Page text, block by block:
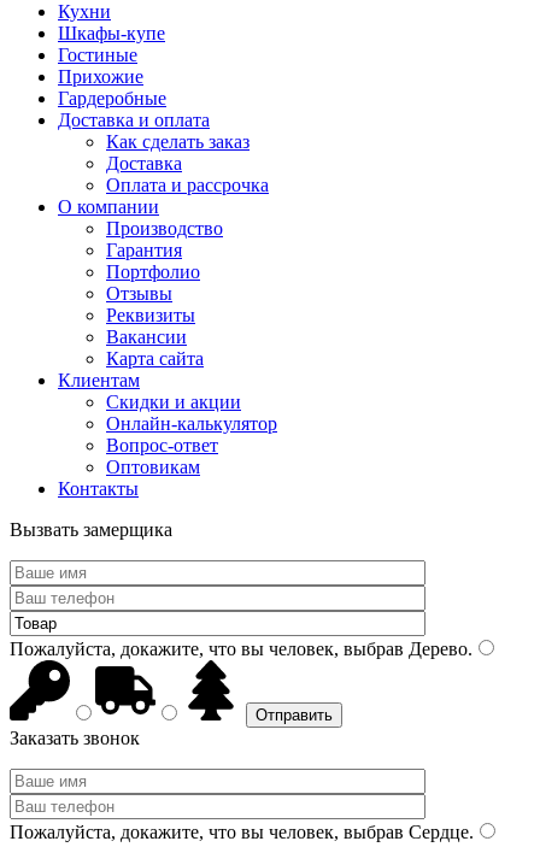
Кухни
Шкафы-купе
Гостиные
Прихожие
Гардеробные
Доставка и оплата
Как сделать заказ
Доставка
Оплата и рассрочка
О компании
Производство
Гарантия
Портфолио
Отзывы
Реквизиты
Вакансии
Карта сайта
Клиентам
Скидки и акции
Онлайн-калькулятор
Вопрос-ответ
Оптовикам
Контакты
Вызвать замерщика
Пожалуйста, докажите, что вы человек, выбрав Дерево.
Заказать звонок
Пожалуйста, докажите, что вы человек, выбрав Сердце.